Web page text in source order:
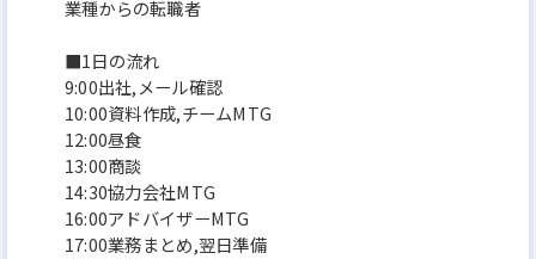
業種からの転職者
■1日の流れ
9:00出社,メール確認
10:00資料作成,チームMTG
12:00昼食
13:00商談
14:30協力会社MTG
16:00アドバイザーMTG
17:00業務まとめ,翌日準備